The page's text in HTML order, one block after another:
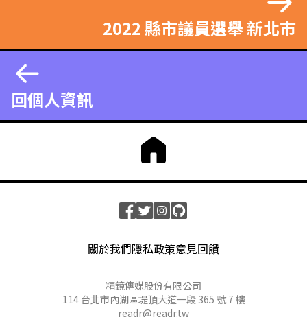
回個人資訊
2022 縣市議員選舉 新北市
關於我們隱私政策意見回饋
精鏡傳媒股份有限公司
114 台北市內湖區堤頂大道一段 365 號 7 樓
readr@readr.tw